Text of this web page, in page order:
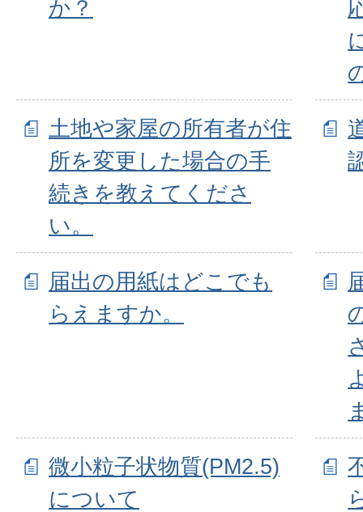
か？
土地や家屋の所有者が住
所を変更した場合の手
続きを教えてくださ
い。
届出の用紙はどこでも
らえますか。
微小粒子状物質(PM2.5)
について